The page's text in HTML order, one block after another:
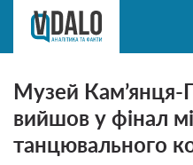
Музей Кам’янця-
вийшов у фінал
танцювального